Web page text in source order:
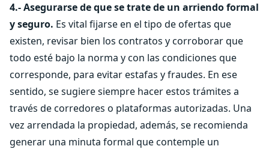
4.- Asegurarse de que se trate de un arriendo formal
y seguro. Es vital fijarse en el tipo de ofertas que
existen, revisar bien los contratos y corroborar que
todo esté bajo la norma y con las condiciones que
corresponde, para evitar estafas y fraudes. En ese
sentido, se sugiere siempre hacer estos trámites a
través de corredores o plataformas autorizadas. Una
vez arrendada la propiedad, además, se recomienda
generar una minuta formal que contemple un